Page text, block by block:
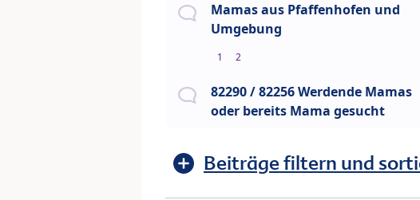
Mamas aus Pfaffenhofen und
Umgebung
1 2
82290 / 82256 Werdende Mamas
oder bereits Mama gesucht
Beiträge filtern und